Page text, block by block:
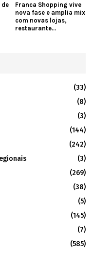
de
Franca Shopping vive
nova fase e amplia mix
com novas lojas,
restaurante...
(33)
(8)
(3)
(144)
(242)
(3)
(269)
(38)
(5)
(145)
(7)
(585)